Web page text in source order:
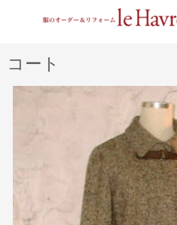
コート